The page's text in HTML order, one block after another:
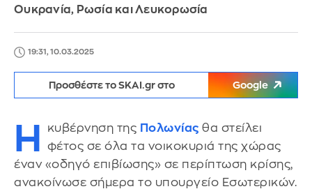
Ουκρανία, Ρωσία και Λευκορωσία
19:31, 10.03.2025
Προσθέστε το SKAI.gr στο Google
Η κυβέρνηση της Πολωνίας θα στείλει
φέτος σε όλα τα νοικοκυριά της χώρας
έναν «οδηγό επιβίωσης» σε περίπτωση κρίσης,
ανακοίνωσε σήμερα το υπουργείο Εσωτερικών.